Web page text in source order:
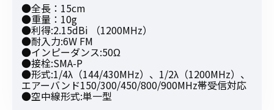
●全長：15cm
●重量：10g
●利得:2.15dBi （1200MHz）
●耐入力:6W FM
●インピーダンス:50Ω
●接栓:SMA-P
●形式:1/4λ（144/430MHz）、1/2λ（1200MHz）、
エアーバンド150/300/450/800/900MHz帯受信対応
●空中線形式:単一型